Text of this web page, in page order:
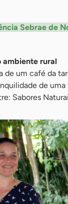
Sebrae de
ambiente rural
de um café da
de
Sabores